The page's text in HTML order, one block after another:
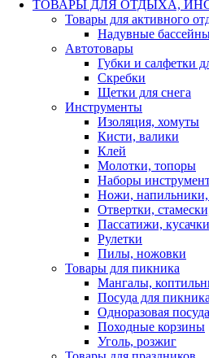
ТОВАРЫ ДЛЯ ОТДЫХА,
Товары для активного
Надувные
Автотовары
Губки и салфетки
Скребки
Щетки для снега
Инструменты
Изоляция, хомуты
Кисти, валики
Клей
Молотки, топоры
Наборы
Ножи,
Отвертки,
Пассатижи,
Рулетки
Пилы, ножовки
Товары для пикника
Мангалы,
Посуда для пикника
Одноразовая посуда
Походные корзины
Уголь, розжиг